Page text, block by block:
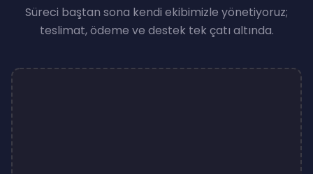
Süreci baştan sona kendi ekibimizle yönetiyoruz;
teslimat, ödeme ve destek tek çatı altında.